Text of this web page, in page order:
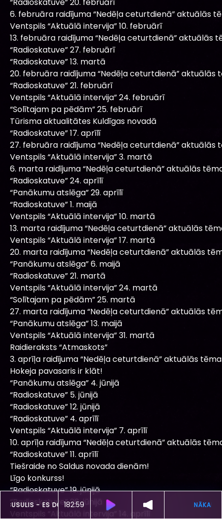
ŠOBRĪD SKANINTARS BUSULIS - ES DOSOS ARA
182:56
6. februāra raidījuma “Nedēļa ceturtdienā” aktuālās
Ventspils “Aktuālā intervija” 10. februārī
13. februāra raidījuma “Nedēļa ceturtdienā” aktuālās
“Radioskatuve” 27. februārī
“Radioskatuve” 13. martā
20. februāra raidījuma “Nedēļa ceturtdienā” aktuālās
“Radioskatuve” 21. februārī
Ventspils “Aktuālā intervija” 24. februārī
“Solītajam pa pēdām” 25. februārī
Tūrisma aktualitātes Kuldīgas novadā
“Radioskatuve” 17. aprīlī
27. februāra raidījuma “Nedēļa ceturtdienā” aktuālās
Ventspils “Aktuālā intervija” 3. martā
6. marta raidījuma “Nedēļa ceturtdienā” aktuālās
“Radioskatuve” 24. aprīlī
“Panākumu atslēga” 29. aprīlī
“Radioskatuve” 1. maijā
Ventspils “Aktuālā intervija” 10. martā
13. marta raidījuma “Nedēļa ceturtdienā” aktuālās
Ventspils “Aktuālā intervija” 17. martā
20. marta raidījuma “Nedēļa ceturtdienā” aktuālās
“Panākumu atslēga” 6. maijā
“Radioskatuve” 21. martā
Ventspils “Aktuālā intervija” 24. martā
“Solītajam pa pēdām” 25. martā
27. marta raidījuma “Nedēļa ceturtdienā” aktuālās
“Panākumu atslēga” 13. maijā
Ventspils “Aktuālā intervija” 31. martā
Raidieraksts “Atmaskots”
3. aprīļa raidījuma “Nedēļa ceturtdienā” aktuālās
Hokeja pavasaris ir klāt!
“Panākumu atslēga” 4. jūnijā
“Radioskatuve” 5. jūnijā
“Radioskatuve” 12. jūnijā
“Radioskatuve” 4. aprīlī
Ventspils “Aktuālā intervija” 7. aprīlī
10. aprīļa raidījuma “Nedēļa ceturtdienā” aktuālās
“Radioskatuve” 11. aprīlī
Tiešraide no Saldus novada dienām!
Līgo konkurss!
“Radioskatuve” 19. jūnijā
“Radioskatuve” 26. jūnijā
Ventspils “Aktuālā intervija” 14. aprīlī